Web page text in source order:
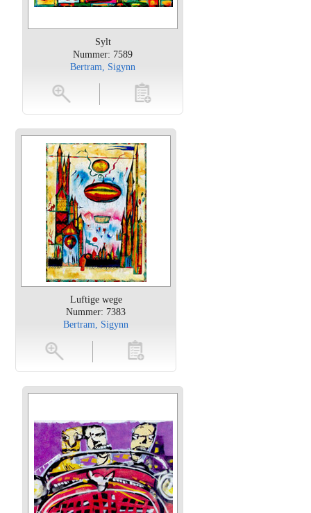
Sylt
Nummer: 7589
Bertram, Sigynn
toevoegen
Luftige wege
Nummer: 7383
Bertram, Sigynn
toevoegen